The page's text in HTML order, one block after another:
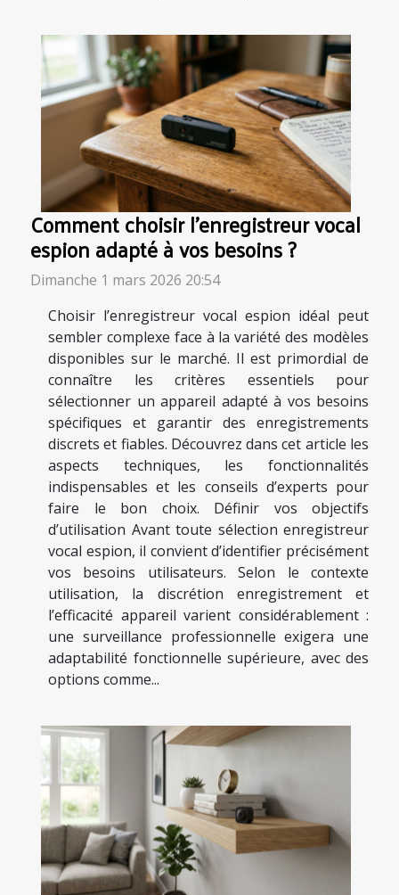
Comment choisir l'enregistreur vocal
espion adapté à vos besoins ?
Dimanche 1 mars 2026 20:54
Choisir l’enregistreur vocal espion idéal peut
sembler complexe face à la variété des modèles
disponibles sur le marché. Il est primordial de
connaître les critères essentiels pour
sélectionner un appareil adapté à vos besoins
spécifiques et garantir des enregistrements
discrets et fiables. Découvrez dans cet article les
aspects techniques, les fonctionnalités
indispensables et les conseils d’experts pour
faire le bon choix. Définir vos objectifs
d’utilisation Avant toute sélection enregistreur
vocal espion, il convient d’identifier précisément
vos besoins utilisateurs. Selon le contexte
utilisation, la discrétion enregistrement et
l’efficacité appareil varient considérablement :
une surveillance professionnelle exigera une
adaptabilité fonctionnelle supérieure, avec des
options comme...